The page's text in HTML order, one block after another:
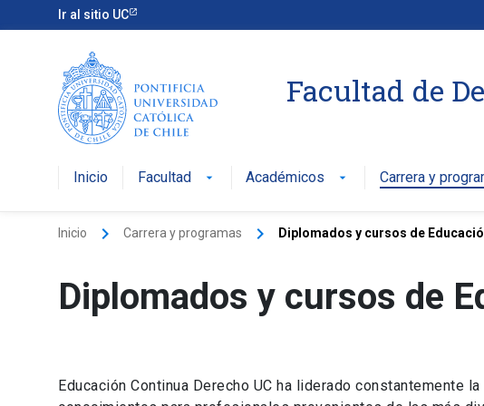
Ir al sitio UC
Facultad de
Inicio Facultad arrow_drop_down Académicos arrow_drop_down Carrera y
Inicio keyboard_arrow_right Carrera y programas keyboard_arrow_right Diplomados y cursos de
Diplomados y cursos de
Educación Continua Derecho UC ha liderado constantemente